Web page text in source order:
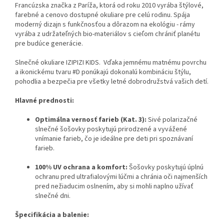
Francúzska značka z Paríža, ktorá od roku 2010 vyrába štýlové,
farebné a cenovo dostupné okuliare pre celú rodinu. Spája
moderný dizajn s funkčnosťou a dôrazom na ekológiu - rámy
vyrába z udržateľných bio-materiálov s cieľom chrániť planétu
pre budúce generácie.
Slnečné okuliare IZIPIZI KIDS. Vďaka jemnému matnému povrchu
a ikonickému tvaru #D ponúkajú dokonalú kombináciu štýlu,
pohodlia a bezpečia pre všetky letné dobrodružstvá vašich detí.
Hlavné prednosti:
Optimálna vernosť farieb (Kat. 3): Sivé polarizačné
slnečné šošovky poskytujú prirodzené a vyvážené
vnímanie farieb, čo je ideálne pre deti pri spoznávaní
farieb.
100% UV ochrana a komfort: Šošovky poskytujú úplnú
ochranu pred ultrafialovými lúčmi a chránia oči najmenších
pred nežiaducim oslnením, aby si mohli naplno užívať
slnečné dni.
Špecifikácia a balenie: